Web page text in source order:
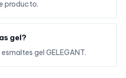
producto.
gel?
gel GELEGANT.